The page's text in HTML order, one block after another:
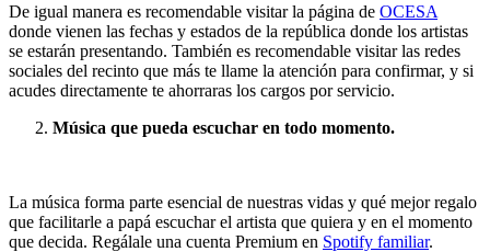
De igual manera es recomendable visitar la página de OCESA
donde vienen las fechas y estados de la república donde los artistas
se estarán presentando. También es recomendable visitar las redes
sociales del recinto que más te llame la atención para confirmar, y si
acudes directamente te ahorraras los cargos por servicio.
Música que pueda escuchar en todo momento.
La música forma parte esencial de nuestras vidas y qué mejor regalo
que facilitarle a papá escuchar el artista que quiera y en el momento
que decida. Regálale una cuenta Premium en Spotify familiar.